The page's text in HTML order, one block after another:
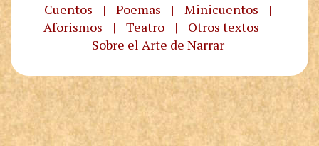
Cuentos | Poemas | Minicuentos
|
Aforismos
| Teatro | Otros textos
|
Sobre el Arte de Narrar